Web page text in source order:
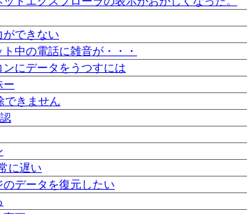
ができない
中の電話に雑音が・・・
ンにデータをうつすには
ー
できません
に遅い
のデータを復元したい